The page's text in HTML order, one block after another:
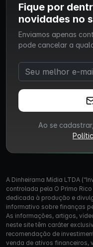
Fique por
novidades no
Enviamos apenas
pode cancelar a
Ao se
A Dinheirama Mídia LTDA
controlada pela O Primo
dedicada à produção e
informativo sobre finanças
As informações, artigos,
neste site têm caráter
recomendação de
venda de ativos financeiros,